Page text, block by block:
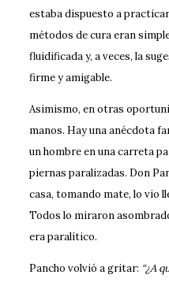
estaba dispuesto a
métodos de cura eran
fluidificada y, a veces, la
firme y amigable.
Asimismo, en otras
manos. Hay una anécdota
un hombre en una carreta
piernas paralizadas. Don
casa, tomando mate, lo vio
Todos lo miraron
era paralítico.
Pancho volvió a gritar: “¿A